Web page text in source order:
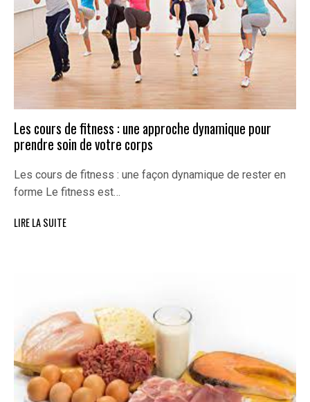
Les cours de fitness : une approche dynamique pour
prendre soin de votre corps
Les cours de fitness : une façon dynamique de rester en
forme Le fitness est…
LIRE LA SUITE